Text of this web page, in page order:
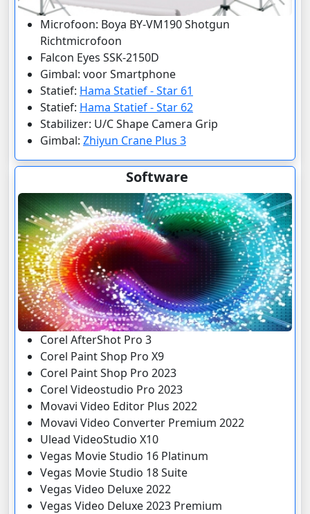
Microfoon: Boya BY-VM190 Shotgun
Richtmicrofoon
Falcon Eyes SSK-2150D
Gimbal: voor Smartphone
Statief: Hama Statief - Star 61
Statief: Hama Statief - Star 62
Stabilizer: U/C Shape Camera Grip
Gimbal: Zhiyun Crane Plus 3
Software
Corel AfterShot Pro 3
Corel Paint Shop Pro X9
Corel Paint Shop Pro 2023
Corel Videostudio Pro 2023
Movavi Video Editor Plus 2022
Movavi Video Converter Premium 2022
Ulead VideoStudio X10
Vegas Movie Studio 16 Platinum
Vegas Movie Studio 18 Suite
Vegas Video Deluxe 2022
Vegas Video Deluxe 2023 Premium